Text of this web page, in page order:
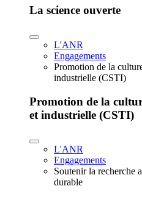
La science ouverte
L'ANR
Engagements
Promotion de la
industrielle (CSTI)
Promotion de la
et industrielle (CSTI)
L'ANR
Engagements
Soutenir la recherche
durable